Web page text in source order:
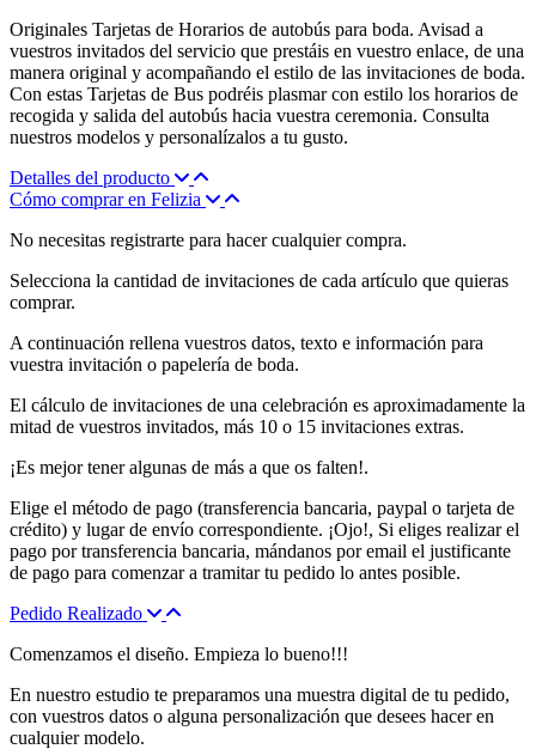
Originales Tarjetas de Horarios de autobús para boda. Avisad a
vuestros invitados del servicio que prestáis en vuestro enlace, de una
manera original y acompañando el estilo de las invitaciones de boda.
Con estas Tarjetas de Bus podréis plasmar con estilo los horarios de
recogida y salida del autobús hacia vuestra ceremonia. Consulta
nuestros modelos y personalízalos a tu gusto.
Detalles del producto
Cómo comprar en Felizia
No necesitas registrarte para hacer cualquier compra.
Selecciona la cantidad de invitaciones de cada artículo que quieras
comprar.
A continuación rellena vuestros datos, texto e información para
vuestra invitación o papelería de boda.
El cálculo de invitaciones de una celebración es aproximadamente la
mitad de vuestros invitados, más 10 o 15 invitaciones extras.
¡Es mejor tener algunas de más a que os falten!.
Elige el método de pago (transferencia bancaria, paypal o tarjeta de
crédito) y lugar de envío correspondiente. ¡Ojo!, Si eliges realizar el
pago por transferencia bancaria, mándanos por email el justificante
de pago para comenzar a tramitar tu pedido lo antes posible.
Pedido Realizado
Comenzamos el diseño. Empieza lo bueno!!!
En nuestro estudio te preparamos una muestra digital de tu pedido,
con vuestros datos o alguna personalización que desees hacer en
cualquier modelo.